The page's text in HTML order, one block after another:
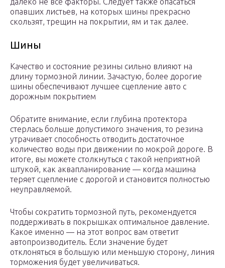
опавших листьев, на которых шины прекрасно
скользят, трещин на покрытии, ям и так далее.
Шины
Качество и состояние резины сильно влияют на
длину тормозной линии. Зачастую, более дорогие
шины обеспечивают лучшее сцепление авто с
дорожным покрытием
Обратите внимание, если глубина протектора
стерлась больше допустимого значения, то резина
утрачивает способность отводить достаточное
количество воды при движении по мокрой дороге. В
итоге, вы можете столкнуться с такой неприятной
штукой, как аквапланирование — когда машина
теряет сцепление с дорогой и становится полностью
неуправляемой.
Чтобы сократить тормозной путь, рекомендуется
поддерживать в покрышках оптимальное давление.
Какое именно — на этот вопрос вам ответит
автопроизводитель. Если значение будет
отклоняться в большую или меньшую сторону, линия
торможения будет увеличиваться.